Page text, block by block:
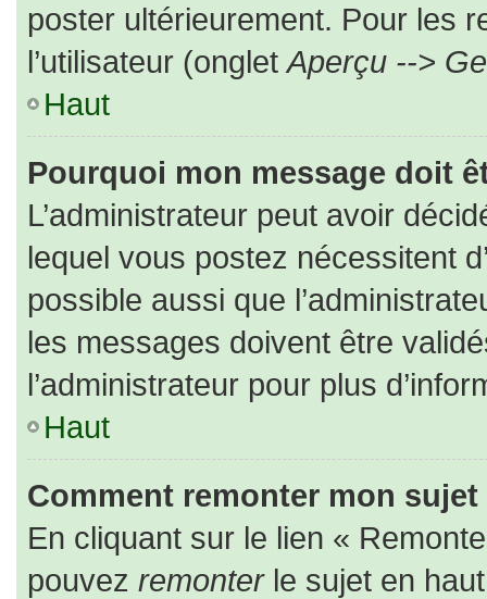
poster ultérieurement. Pour les
l’utilisateur (ongletAperçu -->
Haut
Pourquoi mon message doit
L’administrateur peut avoir
lequel vous postez nécessitent
possible aussi que
les messages doivent être
l’administrateur pour plus
Haut
Comment remonter mon sujet
En cliquant sur le lien «
pouvez remonterle sujet en